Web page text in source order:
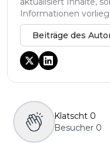
Informationen
Beiträge des
Klatscht 0
Besucher 0